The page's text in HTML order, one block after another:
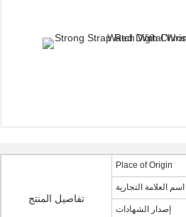
تفاصيل المنتج
Place of Origin
اسم العلامة التجارية
إصدار الشهادات